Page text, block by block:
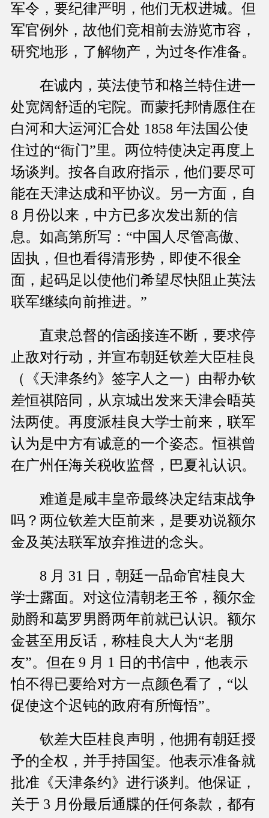
军令，要纪律严明，他们无权进城。但
军官例外，故他们竞相前去游览市容，
研究地形，了解物产，为过冬作准备。
在诚内，英法使节和格兰特住进一
处宽阔舒适的宅院。而蒙托邦情愿住在
白河和大运河汇合处 1858 年法国公使
住过的“衙门”里。两位特使决定再度上
场谈判。按各自政府指示，他们要尽可
能在天津达成和平协议。另一方面，自
8 月份以来，中方已多次发出新的信
息。如高第所写：“中国人尽管高傲、
固执，但也看得清形势，即使不很全
面，起码足以使他们希望尽快阻止英法
联军继续向前推进。”
直隶总督的信函接连不断，要求停
止敌对行动，并宣布朝廷钦差大臣桂良
（《天津条约》签字人之一）由帮办钦
差恒祺陪同，从京城出发来天津会晤英
法两使。再度派桂良大学士前来，联军
认为是中方有诚意的一个姿态。恒祺曾
在广州任海关税收监督，巴夏礼认识。
难道是咸丰皇帝最终决定结束战争
吗？两位钦差大臣前来，是要劝说额尔
金及英法联军放弃推进的念头。
8 月 31 日，朝廷一品命官桂良大
学士露面。对这位清朝老王爷，额尔金
勋爵和葛罗男爵两年前就已认识。额尔
金甚至用反话，称桂良大人为“老朋
友”。但在 9 月 1 日的书信中，他表示
怕不得已要给对方一点颜色看了，“以
促使这个迟钝的政府有所悔悟”。
钦差大臣桂良声明，他拥有朝廷授
予的全权，并手持国玺。他表示准备就
批准《天津条约》进行谈判。他保证，
关于 3 月份最后通牒的任何条款，都有